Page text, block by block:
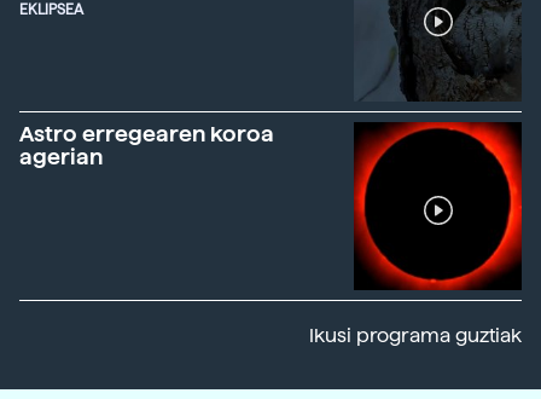
EKLIPSEA
Astro erregearen koroa
agerian
Ikusi programa guztiak